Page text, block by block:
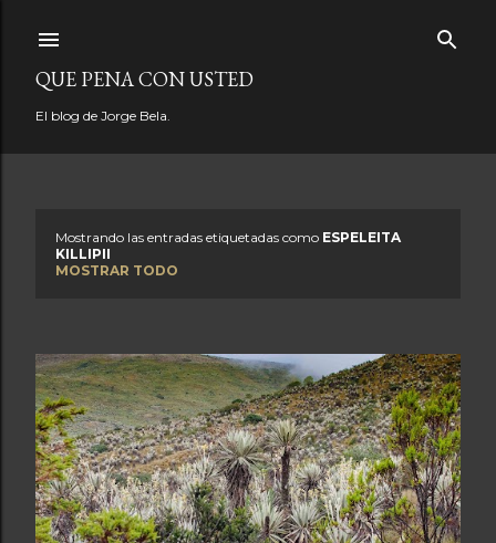
QUE PENA CON USTED
El blog de Jorge Bela.
t
r
a
d
a
Mostrando las entradas etiquetadas como ESPELEITA
KILLIPII
MOSTRAR TODO